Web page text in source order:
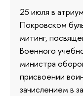
25 июля в
Покровском
митинг,
Военного
министра
присвоении
зачислением в